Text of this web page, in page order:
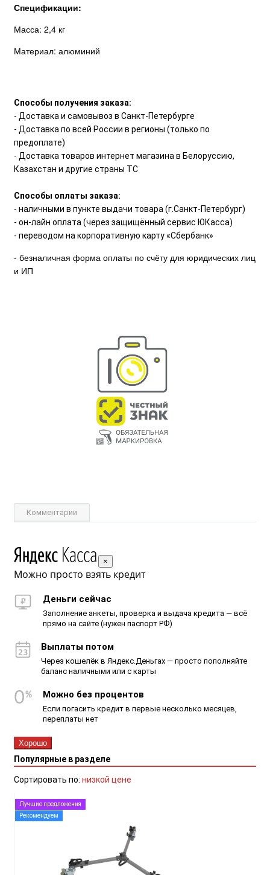
Спецификации:
Масса: 2,4 кг
Материал: алюминий
Способы получения заказа:
- Доставка и самовывоз в Санкт-Петербурге
- Доставка по всей России в регионы (только по
предоплате)
- Доставка товаров интернет магазина в Белоруссию,
Казахстан и другие страны ТС
Способы оплаты заказа:
- наличными в пункте выдачи товара (г.Санкт-Петербург)
- он-лайн оплата (через защищённый сервис ЮКасса)
- переводом на корпоративную карту «Сбербанк»
- безналичная форма оплаты по счёту для юридических лиц
и ИП
Комментарии
×
Можно просто взять кредит
Деньги сейчас
Заполнение анкеты, проверка и выдача кредита — всё
прямо на сайте (нужен паспорт РФ)
Выплаты потом
Через кошелёк в Яндекс.Деньгах — просто пополняйте
баланс наличными или с карты
Можно без процентов
Если погасить кредит в первые несколько месяцев,
переплаты нет
Хорошо
Популярные в разделе
Сортировать по: низкой цене
Лучшие предложения
Рекомендуем